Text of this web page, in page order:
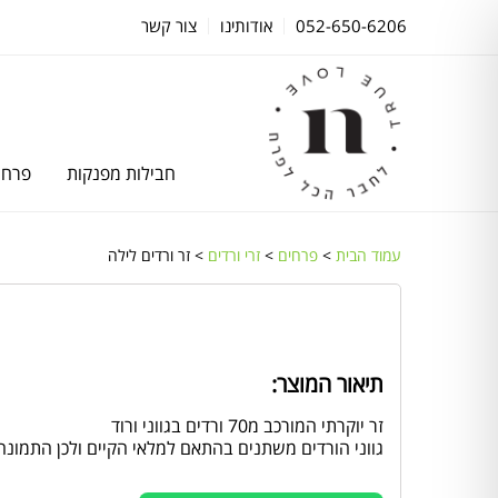
052-650-6206 אודותינו צור קשר
חבילות מפנקות
עמוד הבית > פרחים > זרי ורדים > זר ורדים לילה
תיאור המוצר:
זר יוקרתי המורכב מ70 ורדים בגווני ורוד
גווני הורדים משתנים בהתאם למלאי הקיים ולכן